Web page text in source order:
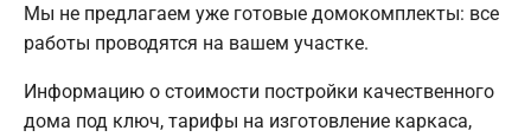
Мы не предлагаем уже готовые домокомплекты: все
работы проводятся на вашем участке.
Информацию о стоимости постройки качественного
дома под ключ, тарифы на изготовление каркаса,